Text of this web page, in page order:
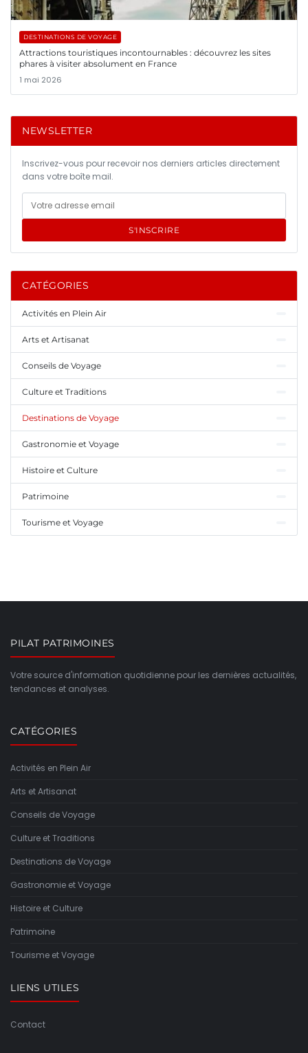
DESTINATIONS DE VOYAGE
Attractions touristiques incontournables : découvrez les sites
phares à visiter absolument en France
1 mai 2026
NEWSLETTER
Inscrivez-vous pour recevoir nos derniers articles directement
dans votre boîte mail.
S'INSCRIRE
CATÉGORIES
Activités en Plein Air
Arts et Artisanat
Conseils de Voyage
Culture et Traditions
Destinations de Voyage
Gastronomie et Voyage
Histoire et Culture
Patrimoine
Tourisme et Voyage
PILAT PATRIMOINES
Votre source d'information quotidienne pour les dernières actualités,
tendances et analyses.
CATÉGORIES
Activités en Plein Air
Arts et Artisanat
Conseils de Voyage
Culture et Traditions
Destinations de Voyage
Gastronomie et Voyage
Histoire et Culture
Patrimoine
Tourisme et Voyage
LIENS UTILES
Contact